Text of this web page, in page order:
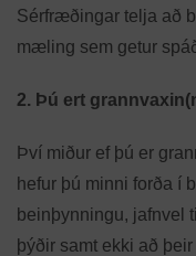
Sérfræðingar telja að
mæling sem getur
2. Þú ert
Því miður ef þú er
hefur þú minni forða í
beinþynningu, jafnvel
þýðir samt ekki að